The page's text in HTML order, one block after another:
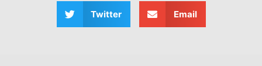
Twitter Email